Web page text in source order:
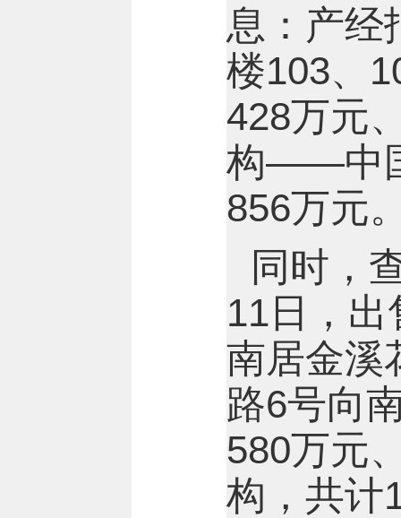
息：产经
楼103、
428万元
构——中
856万元
同时，
11日，
南居金溪
路6号向
580万元
构，共计